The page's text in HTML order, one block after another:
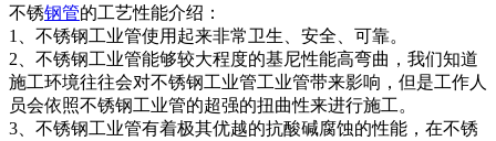
不锈钢管的工艺性能介绍：
1、不锈钢工业管使用起来非常卫生、安全、可靠。
2、不锈钢工业管能够较大程度的基尼性能高弯曲，我们知道
施工环境往往会对不锈钢工业管工业管带来影响，但是工作人
员会依照不锈钢工业管的超强的扭曲性来进行施工。
3、不锈钢工业管有着极其优越的抗酸碱腐蚀的性能，在不锈